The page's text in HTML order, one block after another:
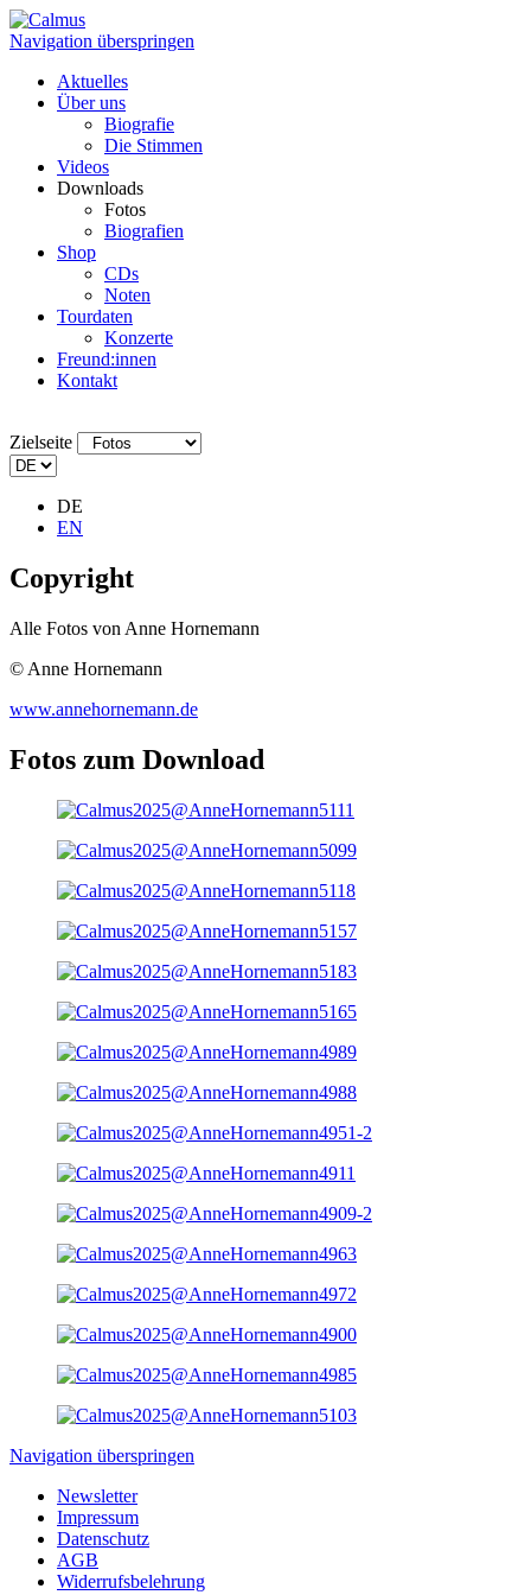
Navigation überspringen
Aktuelles
Über uns
Biografie
Die Stimmen
Videos
Downloads
Fotos
Biografien
Shop
CDs
Noten
Tourdaten
Konzerte
Freund:innen
Kontakt
Zielseite
DE
EN
Copyright
Alle Fotos von Anne Hornemann
© Anne Hornemann
www.annehornemann.de
Fotos zum Download
Navigation überspringen
Newsletter
Impressum
Datenschutz
AGB
Widerrufsbelehrung